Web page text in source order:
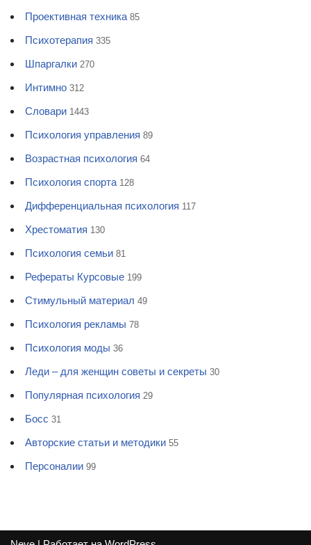
Проективная техника 85
Психотерапия 335
Шпаргалки 270
Интимно 312
Словари 1443
Психология управления 89
Возрастная психология 64
Психология спорта 128
Дифференциальная психология 117
Хрестоматия 130
Психология семьи 81
Рефераты Курсовые 199
Стимульный материал 49
Психология рекламы 78
Психология моды 36
Леди – для женщин советы и секреты 30
Популярная психология 29
Босс 31
Авторские статьи и методики 55
Персоналии 99